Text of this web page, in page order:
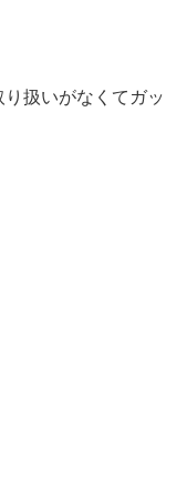
扱いがなくてガッ